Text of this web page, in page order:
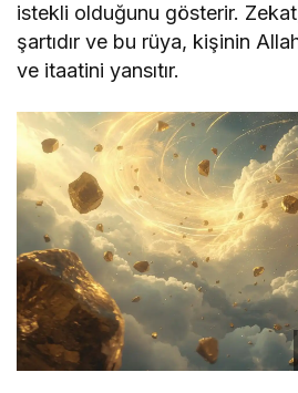
istekli olduğunu gösterir.
şartıdır ve bu rüya, kişinin
ve itaatini yansıtır.